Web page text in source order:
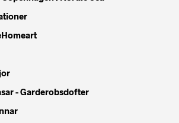
- Garderobsdofter